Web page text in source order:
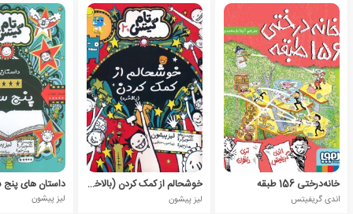
خانه‌درختی 156 طبقه
اندی گریفیتس
خوشحالم از کمک کردن (بالاخره)
لیز پیشون
داستان های پنج
لیز پیشون